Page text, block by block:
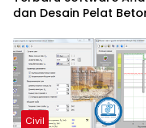
dan Desain Pelat
Civil